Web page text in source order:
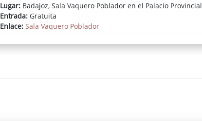
Lugar:Badajoz, Sala Vaquero Poblador en el Palacio Provincial
Entrada:Gratuita
Enlace: Sala Vaquero Poblador